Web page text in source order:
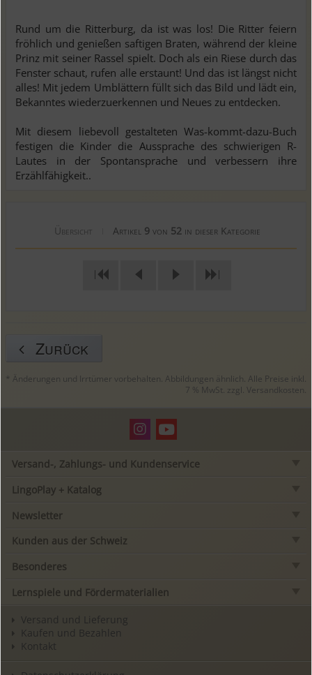
Rund um die Ritterburg, da ist was los! Die Ritter feiern
fröhlich und genießen saftigen Braten, während der kleine
Prinz mit seiner Rassel spielt. Doch als ein Riese durch das
Fenster schaut, rufen alle erstaunt! Und das ist längst nicht
alles! Mit jedem Umblättern füllt sich das Bild und lädt ein,
Bekanntes wiederzuerkennen und Neues zu entdecken.
Mit diesem liebevoll gestalteten Was-kommt-dazu-Buch
festigen die Kinder die Aussprache des schwierigen R-
Lautes in der Spontansprache und verbessern ihre
Erzählfähigkeit..
Übersicht Artikel 9von 52in dieser Kategorie
| |
Zurück
* Änderungen und Irrtümer vorbehalten. Abbildungen ähnlich. Alle Preise inkl.
7 % MwSt. zzgl. Versandkosten.
Versand-, Zahlungs- und Kundenservice
LingoPlay + Katalog
Newsletter
Kunden aus der Schweiz
Besonderes
Lernspiele und Fördermaterialien
Versand und Lieferung
Kaufen und Bezahlen
Kontakt